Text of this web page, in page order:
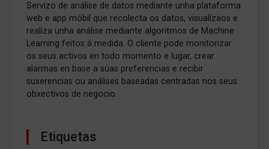
Servizo de análise de datos mediante unha plataforma
web e app móbil que recolecta os datos, visualízaos e
realiza unha análise mediante algoritmos de Machine
Learning feitos á medida. O cliente pode monitorizar
os seus activos en todo momento e lugar, crear
alarmas en base a súas preferencias e recibir
suxerencias ou análises baseadas centradas nos seus
obxectivos de negocio.
Etiquetas